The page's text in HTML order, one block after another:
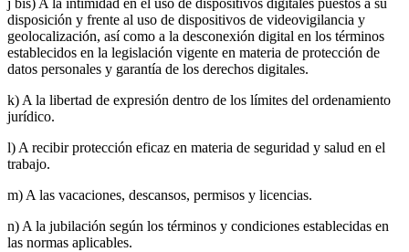
j bis) A la intimidad en el uso de dispositivos digitales puestos a su
disposición y frente al uso de dispositivos de videovigilancia y
geolocalización, así como a la desconexión digital en los términos
establecidos en la legislación vigente en materia de protección de
datos personales y garantía de los derechos digitales.
k) A la libertad de expresión dentro de los límites del ordenamiento
jurídico.
l) A recibir protección eficaz en materia de seguridad y salud en el
trabajo.
m) A las vacaciones, descansos, permisos y licencias.
n) A la jubilación según los términos y condiciones establecidas en
las normas aplicables.